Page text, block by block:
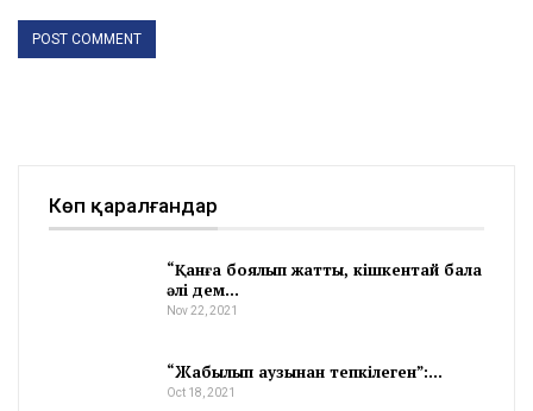
Көп қаралғандар
“Қанға боялып жатты, кішкентай бала
әлі дем…
Nov 22, 2021
“Жабылып аузынан тепкілеген”:…
Oct 18, 2021